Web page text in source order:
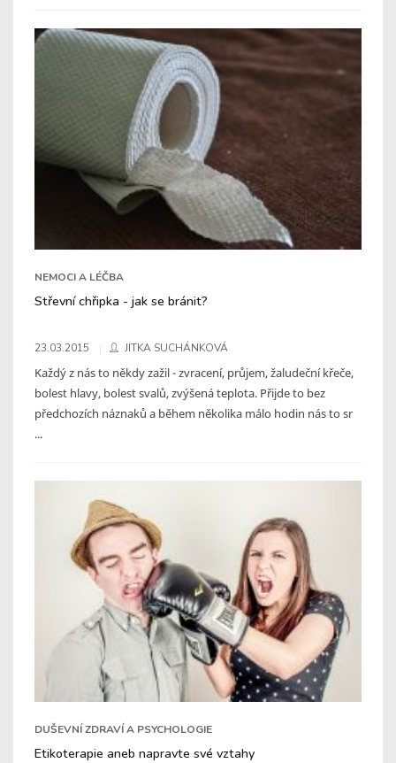
NEMOCI A LÉČBA
Střevní chřipka - jak se bránit?
23.03.2015 JITKA SUCHÁNKOVÁ
Každý z nás to někdy zažil - zvracení, průjem, žaludeční křeče,
bolest hlavy, bolest svalů, zvýšená teplota. Přijde to bez
předchozích náznaků a během několika málo hodin nás to sr
...
DUŠEVNÍ ZDRAVÍ A PSYCHOLOGIE
Etikoterapie aneb napravte své vztahy